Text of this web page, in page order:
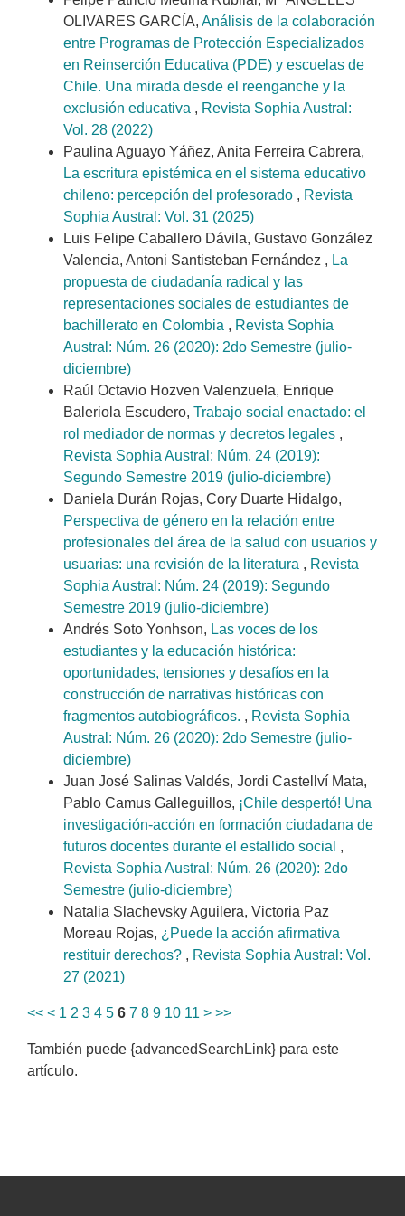
OLIVARES GARCÍA, Análisis de la colaboración
entre Programas de Protección Especializados
en Reinserción Educativa (PDE) y escuelas de
Chile. Una mirada desde el reenganche y la
exclusión educativa , Revista Sophia Austral:
Vol. 28 (2022)
Paulina Aguayo Yáñez, Anita Ferreira Cabrera,
La escritura epistémica en el sistema educativo
chileno: percepción del profesorado , Revista
Sophia Austral: Vol. 31 (2025)
Luis Felipe Caballero Dávila, Gustavo González
Valencia, Antoni Santisteban Fernández , La
propuesta de ciudadanía radical y las
representaciones sociales de estudiantes de
bachillerato en Colombia , Revista Sophia
Austral: Núm. 26 (2020): 2do Semestre (julio-
diciembre)
Raúl Octavio Hozven Valenzuela, Enrique
Baleriola Escudero, Trabajo social enactado: el
rol mediador de normas y decretos legales ,
Revista Sophia Austral: Núm. 24 (2019):
Segundo Semestre 2019 (julio-diciembre)
Daniela Durán Rojas, Cory Duarte Hidalgo,
Perspectiva de género en la relación entre
profesionales del área de la salud con usuarios y
usuarias: una revisión de la literatura , Revista
Sophia Austral: Núm. 24 (2019): Segundo
Semestre 2019 (julio-diciembre)
Andrés Soto Yonhson, Las voces de los
estudiantes y la educación histórica:
oportunidades, tensiones y desafíos en la
construcción de narrativas históricas con
fragmentos autobiográficos. , Revista Sophia
Austral: Núm. 26 (2020): 2do Semestre (julio-
diciembre)
Juan José Salinas Valdés, Jordi Castellví Mata,
Pablo Camus Galleguillos, ¡Chile despertó! Una
investigación-acción en formación ciudadana de
futuros docentes durante el estallido social ,
Revista Sophia Austral: Núm. 26 (2020): 2do
Semestre (julio-diciembre)
Natalia Slachevsky Aguilera, Victoria Paz
Moreau Rojas, ¿Puede la acción afirmativa
restituir derechos? , Revista Sophia Austral: Vol.
27 (2021)
<< < 1 2 3 4 5 6 7 8 9 10 11 > >>
También puede {advancedSearchLink} para este
artículo.